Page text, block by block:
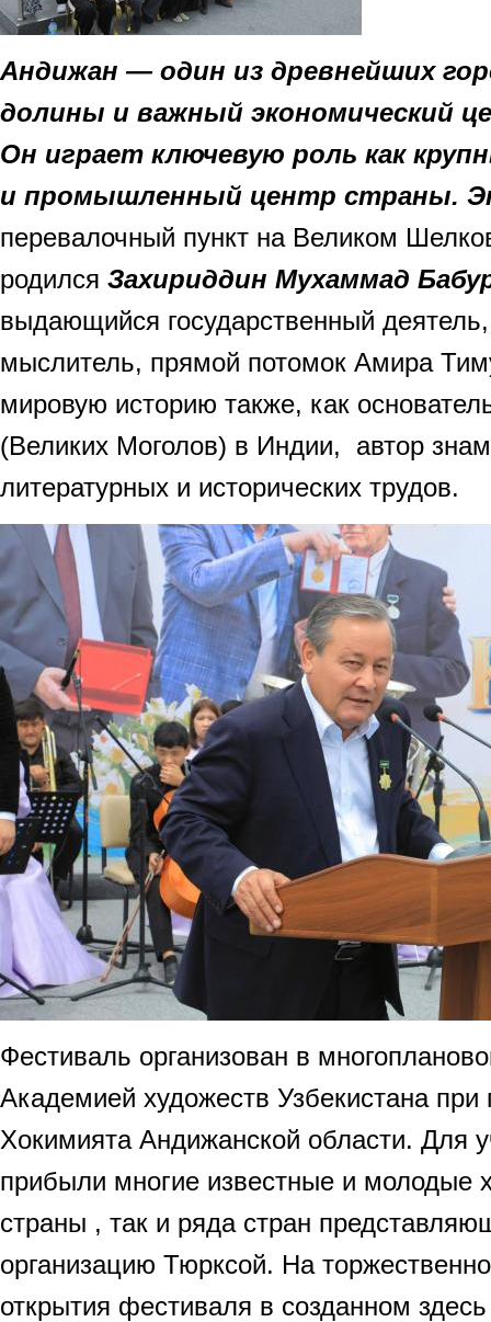
Андижан — один из древнейших
долины и важный экономический
Он играет ключевую роль как
и промышленный центр страны.
перевалочный пункт на Великом
родился Захириддин Мухаммад
выдающийся государственный
мыслитель, прямой потомок Амира
мировую историю также, как
(Великих Моголов) в Индии, автор
литературных и исторических трудов.
Фестиваль организован в
Академией художеств Узбекистана при
Хокимията Андижанской области. Для
прибыли многие известные и молодые
страны , так и ряда стран
организацию Тюрксой. На
открытия фестиваля в созданном